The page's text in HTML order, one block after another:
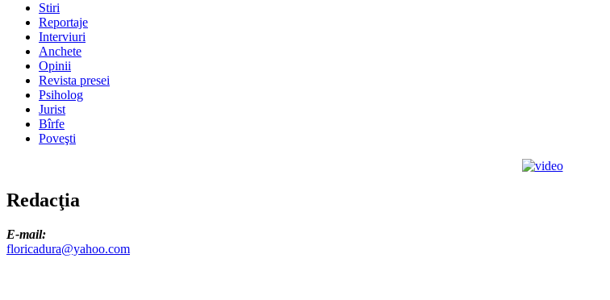
Stiri
Reportaje
Interviuri
Anchete
Opinii
Revista presei
Psiholog
Jurist
Bîrfe
Poveşti
Redacţia
E-mail:
floricadura@yahoo.com